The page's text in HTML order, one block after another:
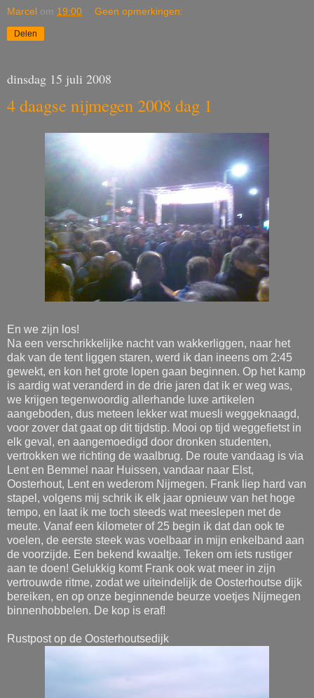
Marcel om 19:00 Geen opmerkingen:
Delen
dinsdag 15 juli 2008
4 daagse nijmegen 2008 dag 1
En we zijn los!
Na een verschrikkelijke nacht van wakkerliggen, naar het
dak van de tent liggen staren, werd ik dan ineens om 2:45
gewekt, en kon het grote lopen gaan beginnen. Op het kamp
is aardig wat veranderd in de drie jaren dat ik er weg was,
we krijgen tegenwoordig allerhande luxe artikelen
aangeboden, dus meteen lekker wat muesli weggeknaagd,
voor zover dat gaat op dit tijdstip. Mooi op tijd weggefietst in
elk geval, en aangemoedigd door dronken studenten,
vertrokken we richting de waalbrug. De route vandaag is via
Lent en Bemmel naar Huissen, vandaar naar Elst,
Oosterhout, Lent en wederom Nijmegen. Frank liep hard van
stapel, volgens mij schrik ik elk jaar opnieuw van het hoge
tempo, en laat ik me toch steeds wat meeslepen met de
meute. Vanaf een kilometer of 25 begin ik dat dan ook te
voelen, de eerste steek was voelbaar in mijn enkelband aan
de voorzijde. Een bekend kwaaltje. Teken om iets rustiger
aan te doen! Gelukkig komt Frank ook wat meer in zijn
vertrouwde ritme, zodat we uiteindelijk de Oosterhoutse dijk
bereiken, en op onze beginnende beurze voetjes Nijmegen
binnenhobbelen. De kop is eraf!
Rustpost op de Oosterhoutsedijk